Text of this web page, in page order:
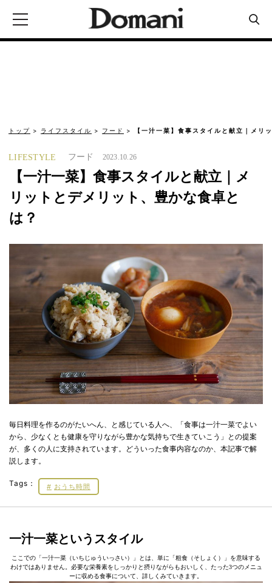
トップ ライフスタイル フード 【一汁一菜】食事スタイルと献立｜メリ
LIFESTYLE フード 2023.10.26
【一汁一菜】食事スタイルと献立｜メ
リットとデメリット、豊かな食卓と
は？
毎日料理を作るのがたいへん、と感じている人へ、「食事は一汁一菜でよい
から、少なくとも健康を守りながら豊かな気持ちで生きていこう」との提案
が、多くの人に支持されています。どういった食事内容なのか、本記事で解
説します。
Tags： おうち時間
一汁一菜というスタイル
ここでの「一汁一菜（いちじゅういっさい）」とは、単に「粗食（そしょく）」を意味する
わけではありません。必要な栄養素をしっかりと摂りながらもおいしく、たった3つのメニュ
ーに収める食事について、詳しくみていきます。